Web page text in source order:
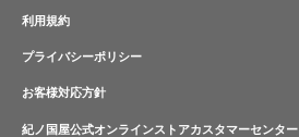
利用規約
プライバシーポリシー
お客様対応方針
紀ノ国屋公式オンラインストアカスタマーセンター